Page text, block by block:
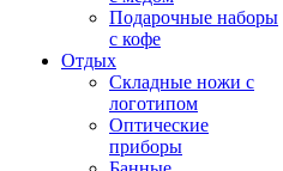
Подарочные наборы
с кофе
Отдых
Складные ножи с
логотипом
Оптические
приборы